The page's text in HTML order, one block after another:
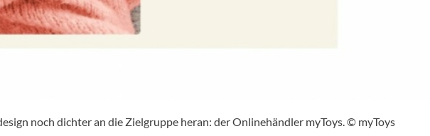
noch dichter an die Zielgruppe heran: der Onlinehändler myToys. © myToys